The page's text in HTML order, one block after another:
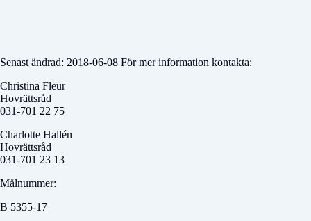
Senast ändrad: 2018-06-08 För mer information kontakta:
Christina Fleur
Hovrättsråd
031-701 22 75
Charlotte Hallén
Hovrättsråd
031-701 23 13
Målnummer:
B 5355-17